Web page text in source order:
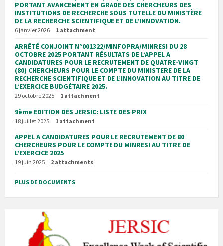
PORTANT AVANCEMENT EN GRADE DES CHERCHEURS DES
INSTITUTIONS DE RECHERCHE SOUS TUTELLE DU MINISTÈRE
DE LA RECHERCHE SCIENTIFIQUE ET DE L’INNOVATION.
6 janvier 2026 1 attachment
ARRÊTÉ CONJOINT N°001322/MINFOPRA/MINRESI DU 28
OCTOBRE 2025 PORTANT RÉSULTATS DE L’APPEL A
CANDIDATURES POUR LE RECRUTEMENT DE QUATRE-VINGT
(80) CHERCHEURS POUR LE COMPTE DU MINISTERE DE LA
RECHERCHE SCIENTIFIQUE ET DE L’INNOVATION AU TITRE DE
L’EXERCICE BUDGÉTAIRE 2025.
29 octobre 2025 1 attachment
9ème EDITION DES JERSIC: LISTE DES PRIX
18 juillet 2025 1 attachment
APPEL A CANDIDATURES POUR LE RECRUTEMENT DE 80
CHERCHEURS POUR LE COMPTE DU MINRESI AU TITRE DE
L’EXERCICE 2025
19 juin 2025 2 attachments
PLUS DE DOCUMENTS